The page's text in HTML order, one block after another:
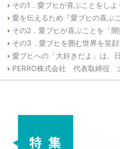
その1．愛ブヒが喜ぶことをしよ
愛を伝えるため『愛ブヒの喜ぶ
その2．愛ブヒが喜ぶことを「開
その3．愛ブヒを囲む世界を笑顔
愛ブヒへの「大好きだよ」は、
PERRO株式会社 代表取締役